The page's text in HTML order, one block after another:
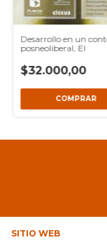
Desarrollo en un
posneoliberal, El
$32.000,00
SITIO WEB